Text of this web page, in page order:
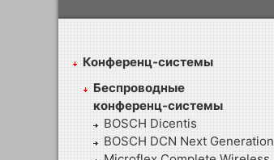
Конференц-системы
Беспроводные
конференц-системы
BOSCH Dicentis
BOSCH DCN Next Generation